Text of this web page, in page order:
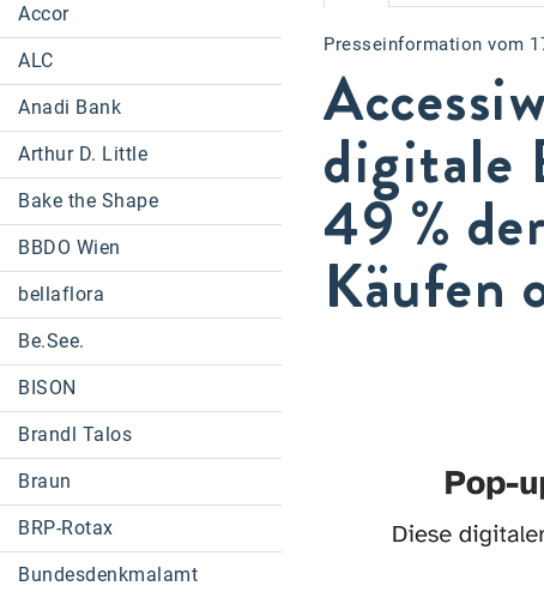
Accor
ALC
Anadi Bank
Arthur D. Little
Bake the Shape
BBDO Wien
bellaflora
Be.See.
BISON
Brandl Talos
Braun
BRP-Rotax
Bundesdenkmalamt
Presseinformation vom
digitale
49 %
Käufen